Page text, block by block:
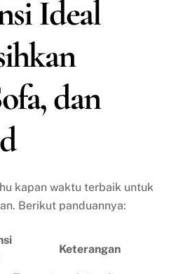
Ideal
dan
kapan waktu terbaik untuk
Berikut panduannya:
Keterangan